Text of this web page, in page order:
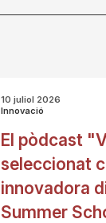
10 juliol 2026
Innovació
El pòdcast
seleccionat
innovadora
Summer